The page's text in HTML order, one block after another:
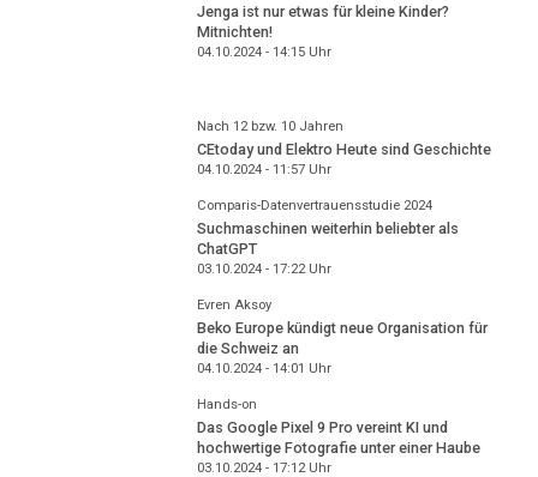
Jenga ist nur etwas für kleine Kinder?
Mitnichten!
04.10.2024 - 14:15Uhr
Nach 12 bzw. 10 Jahren
CEtoday und Elektro Heute sind Geschichte
04.10.2024 - 11:57Uhr
Comparis-Datenvertrauensstudie 2024
Suchmaschinen weiterhin beliebter als
ChatGPT
03.10.2024 - 17:22Uhr
Evren Aksoy
Beko Europe kündigt neue Organisation für
die Schweiz an
04.10.2024 - 14:01 Uhr
Hands-on
Das Google Pixel 9 Pro vereint KI und
hochwertige Fotografie unter einer Haube
03.10.2024 - 17:12Uhr